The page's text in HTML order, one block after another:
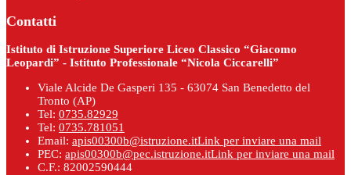
Contatti
Istituto di Istruzione Superiore Liceo Classico “Giacomo
Leopardi” - Istituto Professionale “Nicola Ciccarelli”
Viale Alcide De Gasperi 135 - 63074 San Benedetto del
Tronto (AP)
Tel: 0735.82929
Tel: 0735.781051
Email: apis00300b@istruzione.itLink per inviare una mail
PEC: apis00300b@pec.istruzione.itLink per inviare una mail
C.F.: 82002590444